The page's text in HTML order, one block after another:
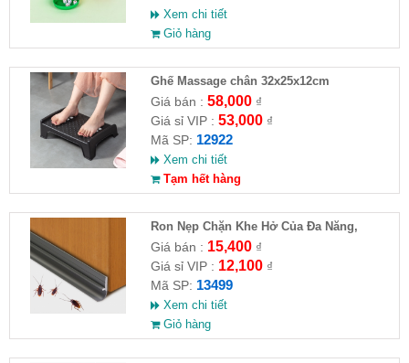
Xem chi tiết
Giỏ hàng
Ghế Massage chân 32x25x12cm
Giá bán : 58,000₫
Giá sỉ VIP : 53,000₫
Mã SP: 12922
Xem chi tiết
Tạm hết hàng
Ron Nẹp Chặn Khe Hở Của Đa Năng,
Chống Côn Trùng( HĐ )
Giá bán : 15,400₫
Giá sỉ VIP : 12,100₫
Mã SP: 13499
Xem chi tiết
Giỏ hàng